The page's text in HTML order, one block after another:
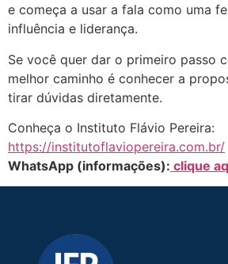
e começa a usar a fala como uma
influência e liderança.
Se você quer dar o primeiro passo
melhor caminho é conhecer a
tirar dúvidas diretamente.
Conheça o Instituto Flávio Pereira:
https://institutoflaviopereira.com.br/
WhatsApp (informações): clique